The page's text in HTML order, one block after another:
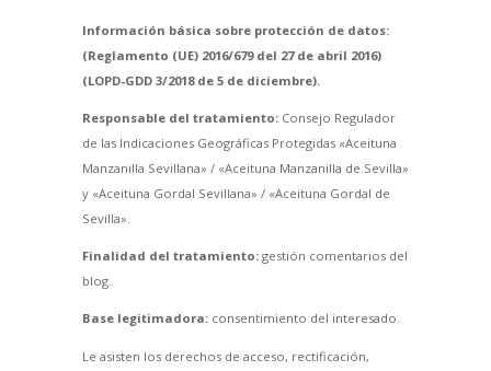
Información básica sobre protección de datos:
(Reglamento (UE) 2016/679 del 27 de abril 2016)
(LOPD-GDD 3/2018 de 5 de diciembre).
Responsable del tratamiento:Consejo Regulador
de las Indicaciones Geográficas Protegidas «Aceituna
Manzanilla Sevillana» / «Aceituna Manzanilla de Sevilla»
y «Aceituna Gordal Sevillana» / «Aceituna Gordal de
Sevilla».
Finalidad del tratamiento:gestión comentarios del
blog.
Base legitimadora:consentimiento del interesado.
Le asisten los derechos de acceso, rectificación,